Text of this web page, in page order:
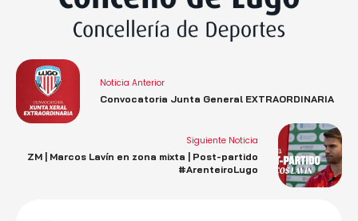
Noticia Anterior
Convocatoria Junta General EXTRAORDINARIA
Siguiente Noticia
ZM | Marcos Lavín en zona mixta | Post-partido
#ArenteiroLugo